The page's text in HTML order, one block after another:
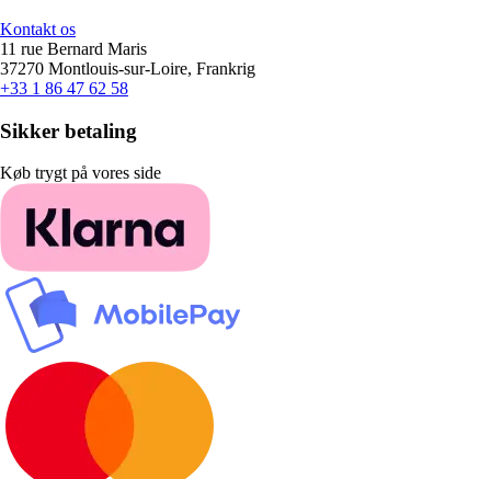
Kontakt os
11 rue Bernard Maris
37270 Montlouis-sur-Loire, Frankrig
+33 1 86 47 62 58
Sikker betaling
Køb trygt på vores side